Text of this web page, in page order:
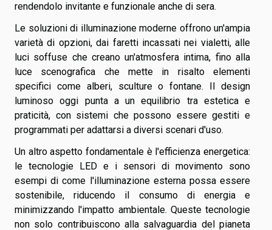
rendendolo invitante e funzionale anche di sera.
Le soluzioni di illuminazione moderne offrono un'ampia
varietà di opzioni, dai faretti incassati nei vialetti, alle
luci soffuse che creano un'atmosfera intima, fino alla
luce scenografica che mette in risalto elementi
specifici come alberi, sculture o fontane. Il design
luminoso oggi punta a un equilibrio tra estetica e
praticità, con sistemi che possono essere gestiti e
programmati per adattarsi a diversi scenari d'uso.
Un altro aspetto fondamentale è l'efficienza energetica:
le tecnologie LED e i sensori di movimento sono
esempi di come l'illuminazione esterna possa essere
sostenibile, riducendo il consumo di energia e
minimizzando l'impatto ambientale. Queste tecnologie
non solo contribuiscono alla salvaguardia del pianeta